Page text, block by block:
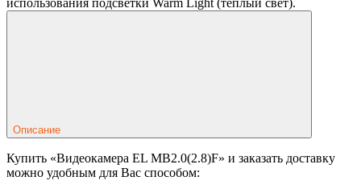
Описание
Купить «Видеокамера EL MB2.0(2.8)F» и заказать доставку
можно удобным для Вас способом: